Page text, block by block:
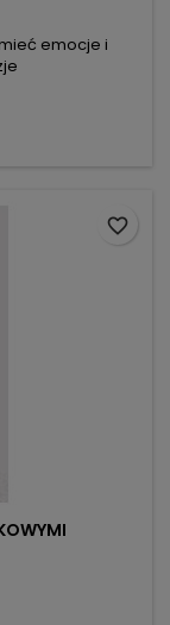
emocje i
favorite_border